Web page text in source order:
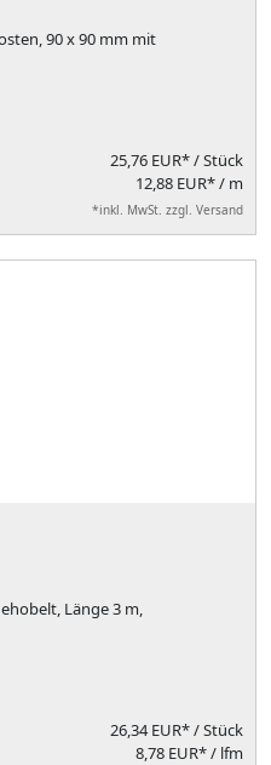
90 x 90 mm mit
25,76 EUR*/ Stück
12,88 EUR* / m
*inkl. MwSt. zzgl. Versand
Länge 3 m,
26,34 EUR*/ Stück
8,78 EUR* / lfm